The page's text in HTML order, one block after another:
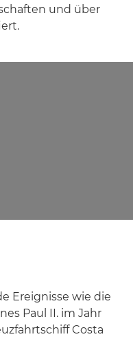
und über
abspielen
Ereignisse wie die
Paul II. im Jahr
Costa